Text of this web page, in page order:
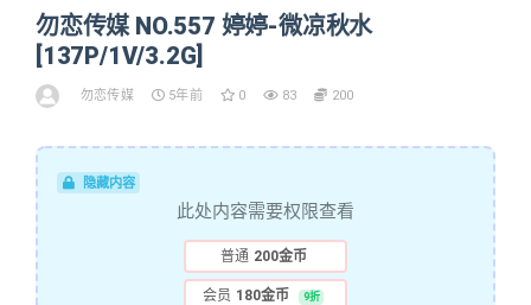
勿恋传媒 NO.557 婷婷-微凉秋水
[137P/1V/3.2G]
勿恋传媒 5年前 0 83 200
隐藏内容
此处内容需要权限查看
普通 200金币
会员 180金币 9折